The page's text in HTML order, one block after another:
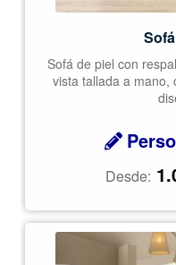
Sofá de piel con
vista tallada a mano,
Desde: